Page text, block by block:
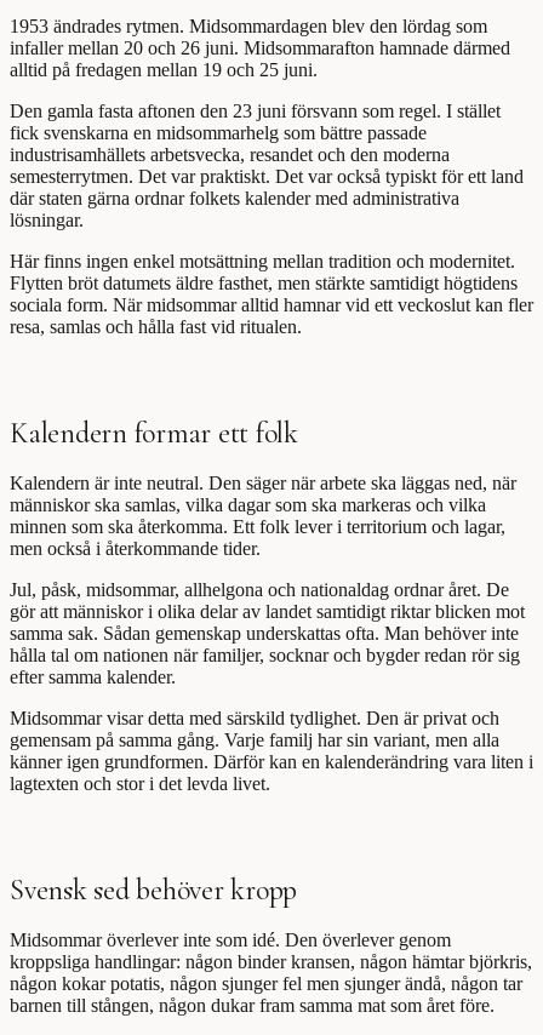
1953 ändrades rytmen. Midsommardagen blev den lördag som
infaller mellan 20 och 26 juni. Midsommarafton hamnade därmed
alltid på fredagen mellan 19 och 25 juni.
Den gamla fasta aftonen den 23 juni försvann som regel. I stället
fick svenskarna en midsommarhelg som bättre passade
industrisamhällets arbetsvecka, resandet och den moderna
semesterrytmen. Det var praktiskt. Det var också typiskt för ett land
där staten gärna ordnar folkets kalender med administrativa
lösningar.
Här finns ingen enkel motsättning mellan tradition och modernitet.
Flytten bröt datumets äldre fasthet, men stärkte samtidigt högtidens
sociala form. När midsommar alltid hamnar vid ett veckoslut kan fler
resa, samlas och hålla fast vid ritualen.
Kalendern formar ett folk
Kalendern är inte neutral. Den säger när arbete ska läggas ned, när
människor ska samlas, vilka dagar som ska markeras och vilka
minnen som ska återkomma. Ett folk lever i territorium och lagar,
men också i återkommande tider.
Jul, påsk, midsommar, allhelgona och nationaldag ordnar året. De
gör att människor i olika delar av landet samtidigt riktar blicken mot
samma sak. Sådan gemenskap underskattas ofta. Man behöver inte
hålla tal om nationen när familjer, socknar och bygder redan rör sig
efter samma kalender.
Midsommar visar detta med särskild tydlighet. Den är privat och
gemensam på samma gång. Varje familj har sin variant, men alla
känner igen grundformen. Därför kan en kalenderändring vara liten i
lagtexten och stor i det levda livet.
Svensk sed behöver kropp
Midsommar överlever inte som idé. Den överlever genom
kroppsliga handlingar: någon binder kransen, någon hämtar björkris,
någon kokar potatis, någon sjunger fel men sjunger ändå, någon tar
barnen till stången, någon dukar fram samma mat som året före.